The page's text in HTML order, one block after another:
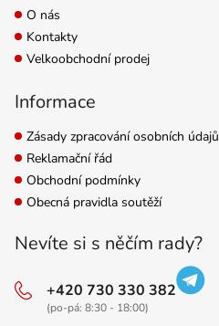
O nás
Kontakty
Velkoobchodní prodej
Informace
Zásady zpracování osobních údajů
Reklamační řád
Obchodní podmínky
Obecná pravidla soutěží
Nevíte si s něčím rady?
+420 730 330 382
(po-pá: 8:30 - 18:00)